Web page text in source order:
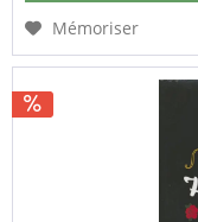
Mémoriser